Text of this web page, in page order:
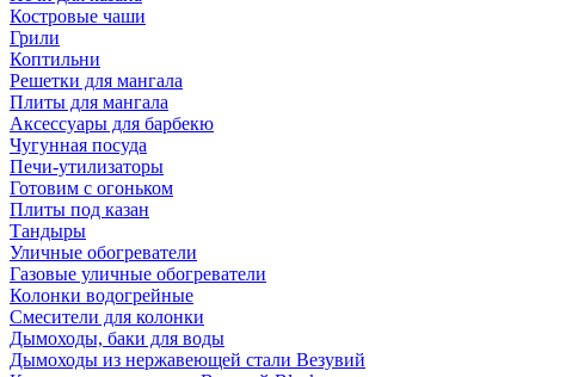
Костровые чаши
Грили
Коптильни
Решетки для мангала
Плиты для мангала
Аксессуары для барбекю
Чугунная посуда
Печи-утилизаторы
Готовим с огоньком
Плиты под казан
Тандыры
Уличные обогреватели
Газовые уличные обогреватели
Колонки водогрейные
Смесители для колонки
Дымоходы, баки для воды
Дымоходы из нержавеющей стали Везувий